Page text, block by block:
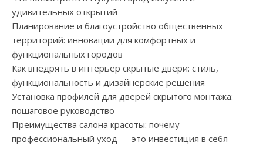
удивительных открытий
Планирование и благоустройство общественных
территорий: инновации для комфортных и
функциональных городов
Как внедрять в интерьер скрытые двери: стиль,
функциональность и дизайнерские решения
Установка профилей для дверей скрытого монтажа:
пошаговое руководство
Преимущества салона красоты: почему
профессиональный уход — это инвестиция в себя